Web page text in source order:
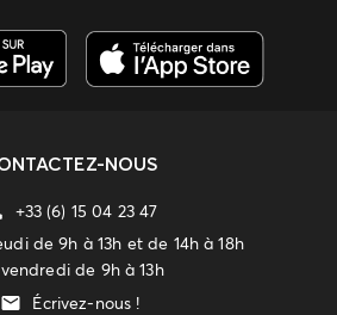
NOUS
+33 (6) 15 04 23 47
de 9h à 13h et de 14h à 18h
de 9h à 13h
Écrivez-nous !